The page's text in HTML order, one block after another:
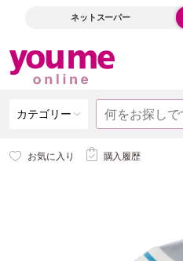
ネットスーパー
カテゴリー
お気に入り 購入履歴